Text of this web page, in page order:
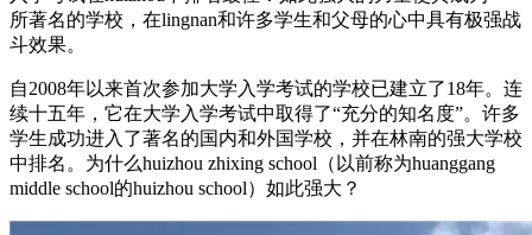
所著名的学校，在lingnan和许多学生和父母的心中具有极强战
斗效果。
自2008年以来首次参加大学入学考试的学校已建立了18年。连
续十五年，它在大学入学考试中取得了“充分的知名度”。许多
学生成功进入了著名的国内和外国学校，并在林南的强大学校
中排名。为什么huizhou zhixing school（以前称为huanggang
middle school的huizhou school）如此强大？